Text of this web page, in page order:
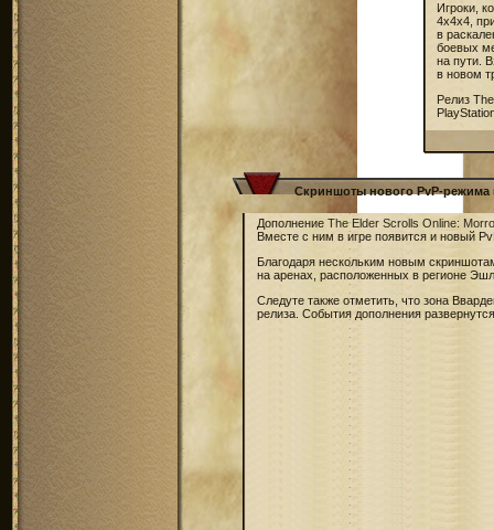
Игроки,
4х4х4,
в
боевых
на пути.
в новом
Релиз
Скриншоты нового PvP-режима
Дополнение The Elder Scrolls Online:
Вместе с ним в игре появится и новый
Благодаря нескольким новым
на аренах, расположенных в регионе
Следуте также отметить, что зона
релиза. События дополнения